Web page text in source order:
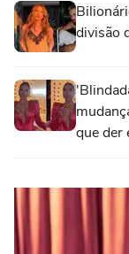
divisão
que der